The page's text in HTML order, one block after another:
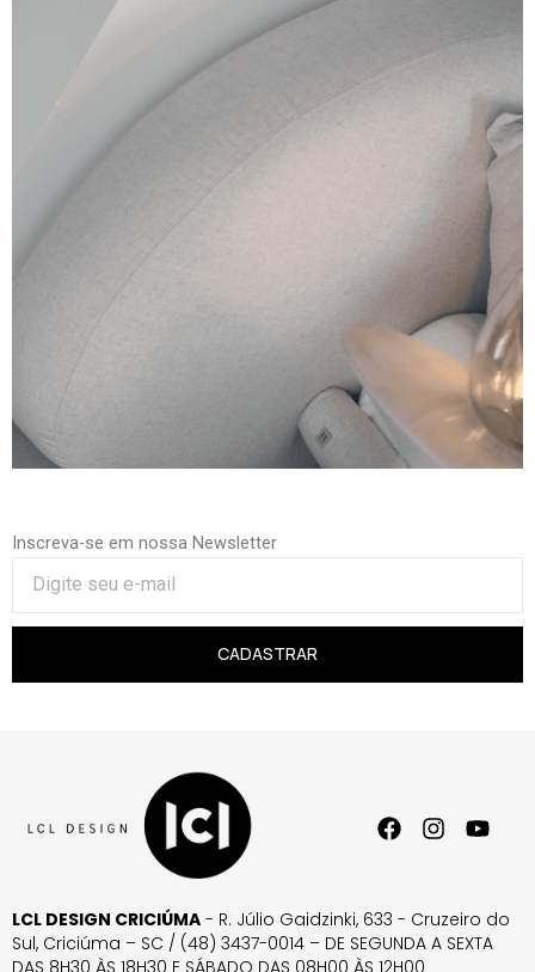
Inscreva-se em nossa Newsletter
CADASTRAR
LCL DESIGN CRICIÚMA - R. Júlio Gaidzinki, 633 - Cruzeiro do
Sul, Criciúma – SC / (48) 3437-0014 – DE SEGUNDA A SEXTA